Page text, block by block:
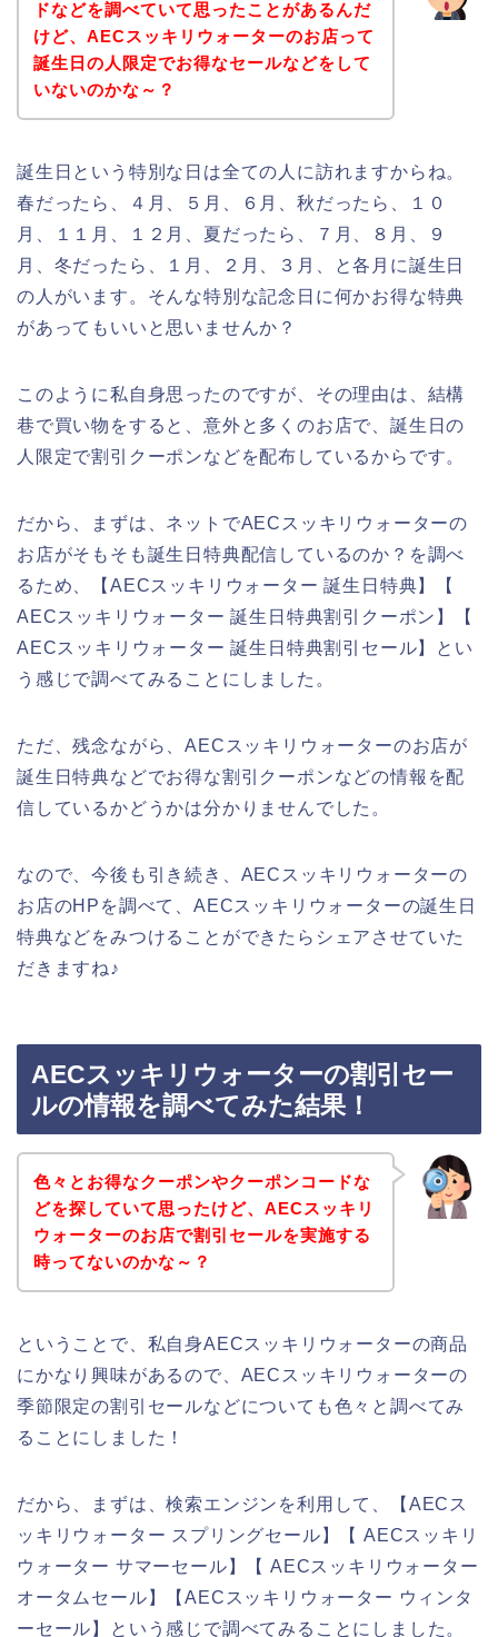
ドなどを調べていて思ったことがあるんだ
けど、AECスッキリウォーターのお店って
誕生日の人限定でお得なセールなどをして
いないのかな～？
誕生日という特別な日は全ての人に訪れますからね。
春だったら、４月、５月、６月、秋だったら、１０
月、１１月、１２月、夏だったら、７月、８月、９
月、冬だったら、１月、２月、３月、と各月に誕生日
の人がいます。そんな特別な記念日に何かお得な特典
があってもいいと思いませんか？
このように私自身思ったのですが、その理由は、結構
巷で買い物をすると、意外と多くのお店で、誕生日の
人限定で割引クーポンなどを配布しているからです。
だから、まずは、ネットでAECスッキリウォーターの
お店がそもそも誕生日特典配信しているのか？を調べ
るため、【AECスッキリウォーター 誕生日特典】【
AECスッキリウォーター 誕生日特典割引クーポン】【
AECスッキリウォーター 誕生日特典割引セール】とい
う感じで調べてみることにしました。
ただ、残念ながら、AECスッキリウォーターのお店が
誕生日特典などでお得な割引クーポンなどの情報を配
信しているかどうかは分かりませんでした。
なので、今後も引き続き、AECスッキリウォーターの
お店のHPを調べて、AECスッキリウォーターの誕生日
特典などをみつけることができたらシェアさせていた
だきますね♪
AECスッキリウォーターの割引セー
ルの情報を調べてみた結果！
色々とお得なクーポンやクーポンコードな
どを探していて思ったけど、AECスッキリ
ウォーターのお店で割引セールを実施する
時ってないのかな～？
ということで、私自身AECスッキリウォーターの商品
にかなり興味があるので、AECスッキリウォーターの
季節限定の割引セールなどについても色々と調べてみ
ることにしました！
だから、まずは、検索エンジンを利用して、【AECス
ッキリウォーター スプリングセール】【 AECスッキリ
ウォーター サマーセール】【 AECスッキリウォーター
オータムセール】【AECスッキリウォーター ウィンタ
ーセール】という感じで調べてみることにしました。